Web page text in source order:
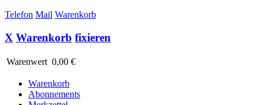
Telefon Mail Warenkorb
X Warenkorb fixieren
Warenwert 0,00 €
Warenkorb
Abonnements